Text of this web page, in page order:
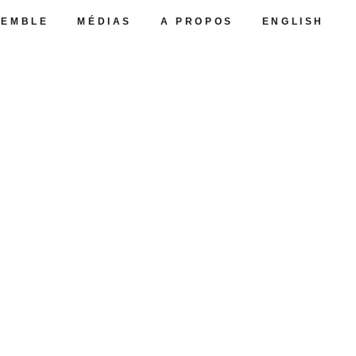
MÉDIAS A PROPOS ENGLISH